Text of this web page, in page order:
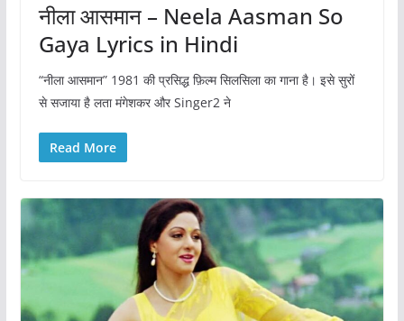
नीला आसमान – Neela Aasman So
Gaya Lyrics in Hindi
“नीला आसमान” 1981 की प्रसिद्ध फ़िल्म सिलसिला का गाना है। इसे सुरों
से सजाया है लता मंगेशकर और Singer2 ने
Read More